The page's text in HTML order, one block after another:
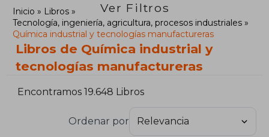
Ver Filtros
Inicio
Libros
Tecnología, ingeniería, agricultura, procesos industriales
Química industrial y tecnologías manufactureras
Libros de Química industrial y
tecnologías manufactureras
Encontramos 19.648 Libros
Ordenar por